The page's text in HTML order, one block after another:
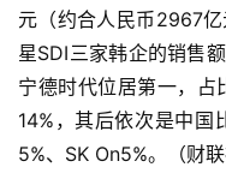
元（约合人民币2967
星SDI三家韩企的销售
宁德时代位居第一，占
14%，其后依次是中国
5%、SK On5%。（财联